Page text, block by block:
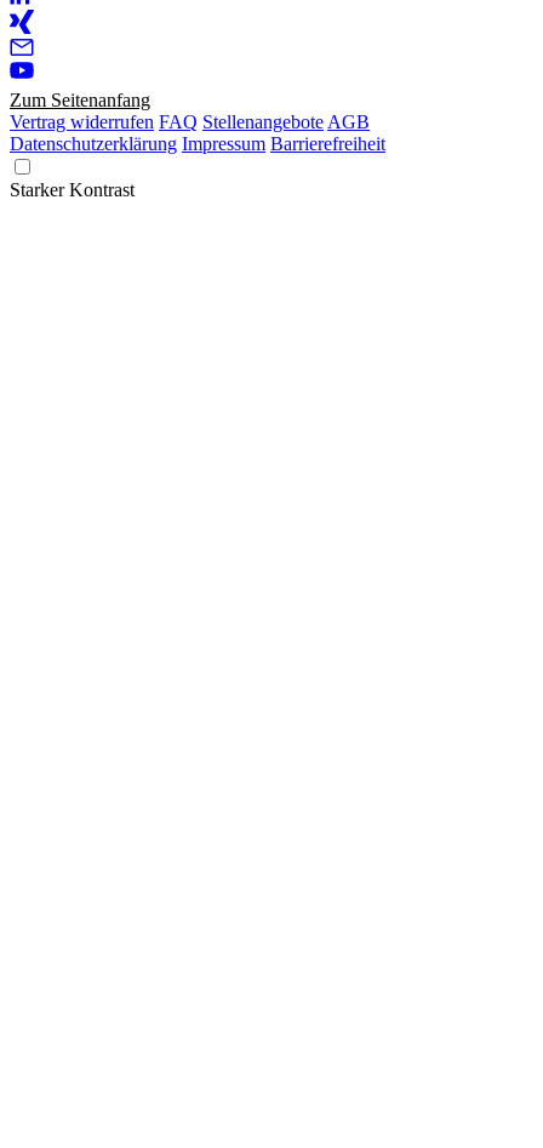
Zum Seitenanfang
Vertrag widerrufen FAQ Stellenangebote AGB
Datenschutzerklärung Impressum Barrierefreiheit
Starker Kontrast